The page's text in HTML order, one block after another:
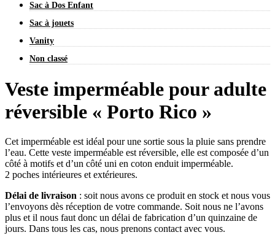
Sac à Dos Enfant
Sac à jouets
Vanity
Non classé
Veste imperméable pour adulte
réversible « Porto Rico »
Cet imperméable est idéal pour une sortie sous la pluie sans prendre
l’eau. Cette veste imperméable est réversible, elle est composée d’un
côté à motifs et d’un côté uni en coton enduit imperméable.
2 poches intérieures et extérieures.
Délai de livraison : soit nous avons ce produit en stock et nous vous
l’envoyons dès réception de votre commande. Soit nous ne l’avons
plus et il nous faut donc un délai de fabrication d’un quinzaine de
jours. Dans tous les cas, nous prenons contact avec vous.